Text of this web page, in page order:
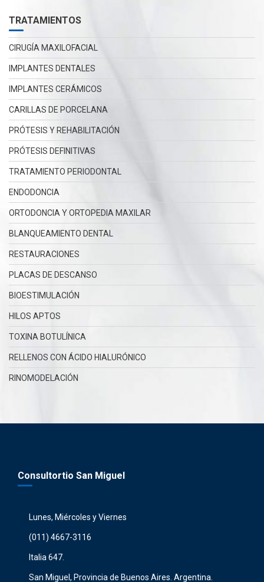
TRATAMIENTOS
CIRUGÍA MAXILOFACIAL
IMPLANTES DENTALES
IMPLANTES CERÁMICOS
CARILLAS DE PORCELANA
PRÓTESIS Y REHABILITACIÓN
PRÓTESIS DEFINITIVAS
TRATAMIENTO PERIODONTAL
ENDODONCIA
ORTODONCIA Y ORTOPEDIA MAXILAR
BLANQUEAMIENTO DENTAL
RESTAURACIONES
PLACAS DE DESCANSO
BIOESTIMULACIÓN
HILOS APTOS
TOXINA BOTULÍNICA
RELLENOS CON ÁCIDO HIALURÓNICO
RINOMODELACIÓN
Consultortio San Miguel
Lunes, Miércoles y Viernes
(011) 4667-3116
Italia 647.
San Miguel, Provincia de Buenos Aires. Argentina.